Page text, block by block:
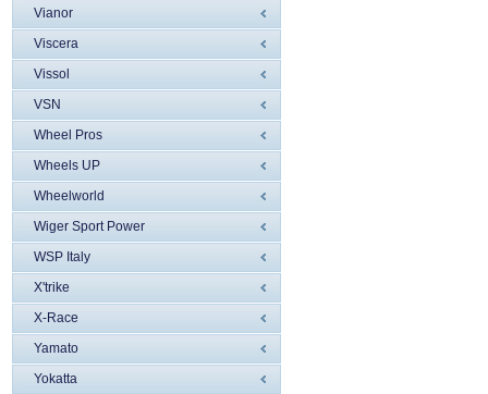
Vianor
Viscera
Vissol
VSN
Wheel Pros
Wheels UP
Wheelworld
Wiger Sport Power
WSP Italy
X'trike
X-Race
Yamato
Yokatta